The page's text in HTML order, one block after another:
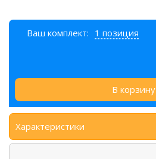
Ваш комплект: 1 позиция
В корзину
Характеристики